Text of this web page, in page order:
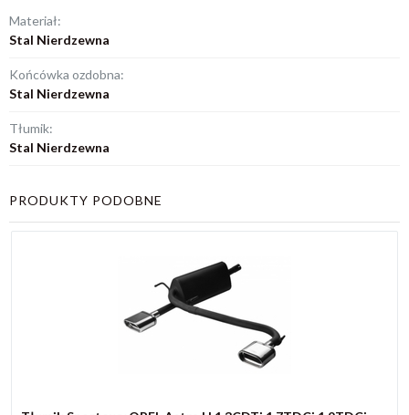
Materiał:
Stal Nierdzewna
Końcówka ozdobna:
Stal Nierdzewna
Tłumik:
Stal Nierdzewna
PRODUKTY PODOBNE